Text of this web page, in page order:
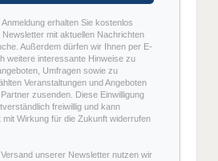
Anmeldung erhalten Sie kostenlos
Newsletter mit aktuellen Nachrichten
Außerdem dürfen wir Ihnen per E-
weitere interessante Hinweise zu
Umfragen sowie zu
Veranstaltungen und Angeboten
zusenden. Diese Einwilligung
freiwillig und kann
mit Wirkung für die Zukunft widerrufen
Versand unserer Newsletter nutzen wir